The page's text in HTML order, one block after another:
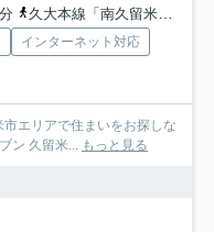
久大本線「南久留米」駅 徒歩19分
インターネット対応
エリアで住まいをお探しな
ン 久留米... もっと見る